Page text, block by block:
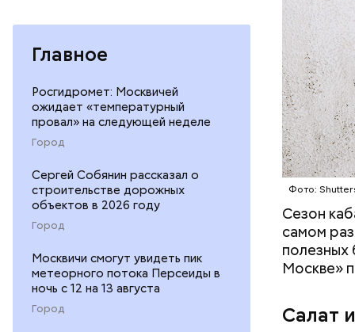
Главное
Росгидромет: Москвичей
ожидает «температурный
провал» на следующей неделе
Город
Сергей Собянин рассказал о
строительстве дорожных
объектов в 2026 году
Город
Москвичи смогут увидеть пик
метеорного потока Персеиды в
ночь с 12 на 13 августа
Город
Фото:
Сезон
самом
полезных
Москве»
Салат
кожи;
плода.
ряда
— В